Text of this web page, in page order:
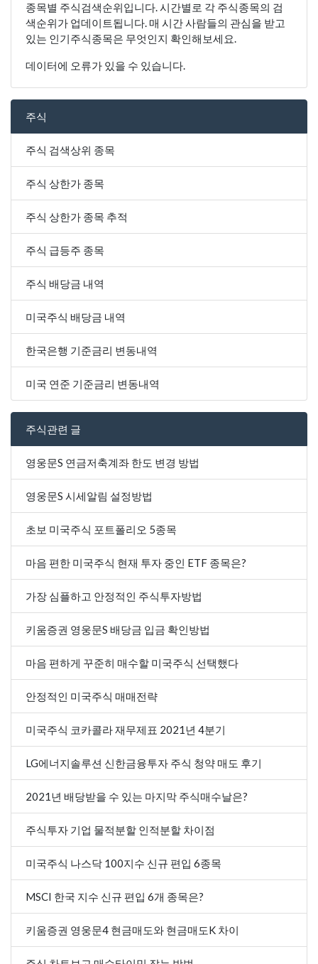
종목별 주식검색순위입니다. 시간별로 각 주식종목의 검
색순위가 업데이트됩니다. 매 시간 사람들의 관심을 받고
있는 인기주식종목은 무엇인지 확인해보세요.
데이터에 오류가 있을 수 있습니다.
주식
주식 검색상위 종목
주식 상한가 종목
주식 상한가 종목 추적
주식 급등주 종목
주식 배당금 내역
미국주식 배당금 내역
한국은행 기준금리 변동내역
미국 연준 기준금리 변동내역
주식관련 글
영웅문S 연금저축계좌 한도 변경 방법
영웅문S 시세알림 설정방법
초보 미국주식 포트폴리오 5종목
마음 편한 미국주식 현재 투자 중인 ETF 종목은?
가장 심플하고 안정적인 주식투자방법
키움증권 영웅문S 배당금 입금 확인방법
마음 편하게 꾸준히 매수할 미국주식 선택했다
안정적인 미국주식 매매전략
미국주식 코카콜라 재무제표 2021년 4분기
LG에너지솔루션 신한금융투자 주식 청약 매도 후기
2021년 배당받을 수 있는 마지막 주식매수날은?
주식투자 기업 물적분할 인적분할 차이점
미국주식 나스닥 100지수 신규 편입 6종목
MSCI 한국 지수 신규 편입 6개 종목은?
키움증권 영웅문4 현금매도와 현금매도K 차이